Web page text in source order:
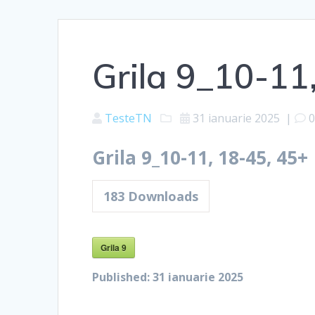
Grila 9_10-
TesteTN 31 ianuarie 2025 | 0
Grila 9_10-11, 18-45, 45+
183 Downloads
Grila 9
Published:31 ianuarie 2025